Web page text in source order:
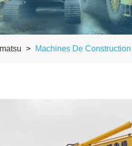
Machines De